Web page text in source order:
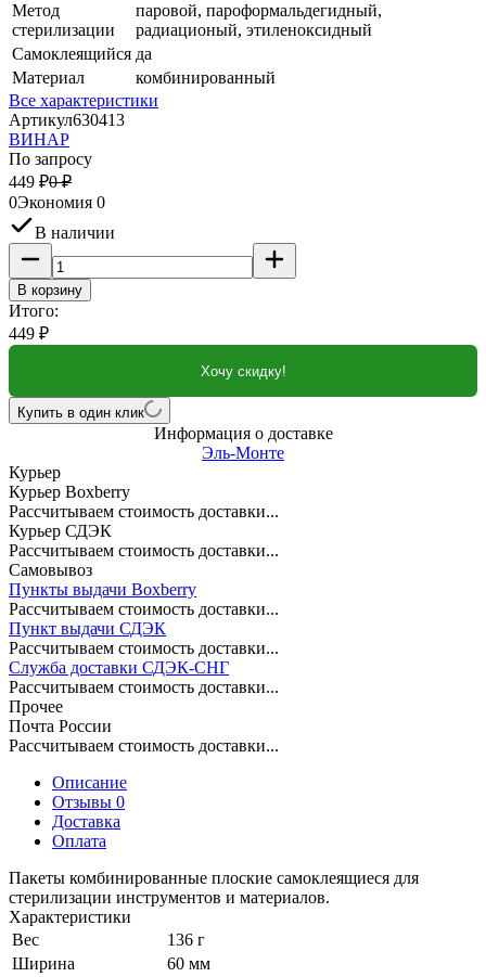
Метод
стерилизации
паровой, пароформальдегидный,
радиационый, этиленоксидный
Самоклеящийся да
Материал
комбинированный
Все характеристики
Артикул630413
ВИНАР
По запросу
449 ₽0 ₽
0Экономия 0
В наличии
В корзину
Итого:
449 ₽
Хочу скидку!
Купить в один клик
Информация о доставке
Эль-Монте
Курьер
Курьер Boxberry
Рассчитываем стоимость доставки...
Курьер СДЭК
Рассчитываем стоимость доставки...
Самовывоз
Пункты выдачи Boxberry
Рассчитываем стоимость доставки...
Пункт выдачи СДЭК
Рассчитываем стоимость доставки...
Служба доставки СДЭК-СНГ
Рассчитываем стоимость доставки...
Прочее
Почта России
Рассчитываем стоимость доставки...
Описание
Отзывы 0
Доставка
Оплата
Пакеты комбинированные плоские самоклеящиеся для
стерилизации инструментов и материалов.
Характеристики
Вес
136 г
Ширина
60 мм